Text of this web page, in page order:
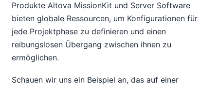
Produkte Altova MissionKit und Server Software
bieten globale Ressourcen, um Konfigurationen für
jede Projektphase zu definieren und einen
reibungslosen Übergang zwischen ihnen zu
ermöglichen.
Schauen wir uns ein Beispiel an, das auf einer